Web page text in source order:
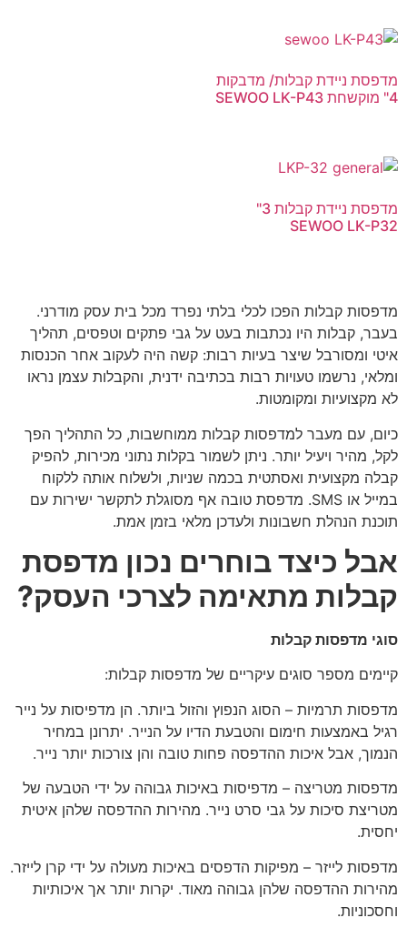
מדפסת ניידת קבלות/ מדבקות
4" מוקשחת SEWOO LK-P43
מדפסת ניידת קבלות 3"
SEWOO LK-P32
מדפסות קבלות הפכו לכלי בלתי נפרד מכל בית עסק מודרני.
בעבר, קבלות היו נכתבות בעט על גבי פתקים וטפסים, תהליך
איטי ומסורבל שיצר בעיות רבות: קשה היה לעקוב אחר הכנסות
ומלאי, נרשמו טעויות רבות בכתיבה ידנית, והקבלות עצמן נראו
לא מקצועיות ומקומטות.
כיום, עם מעבר למדפסות קבלות ממוחשבות, כל התהליך הפך
לקל, מהיר ויעיל יותר. ניתן לשמור בקלות נתוני מכירות, להפיק
קבלה מקצועית ואסתטית בכמה שניות, ולשלוח אותה ללקוח
במייל או SMS. מדפסת טובה אף מסוגלת לתקשר ישירות עם
תוכנת הנהלת חשבונות ולעדכן מלאי בזמן אמת.
אבל כיצד בוחרים נכון מדפסת
קבלות מתאימה לצרכי העסק?
סוגי מדפסות קבלות
קיימים מספר סוגים עיקריים של מדפסות קבלות:
מדפסות תרמיות – הסוג הנפוץ והזול ביותר. הן מדפיסות על נייר
רגיל באמצעות חימום והטבעת הדיו על הנייר. יתרונן במחיר
הנמוך, אבל איכות ההדפסה פחות טובה והן צורכות יותר נייר.
מדפסות מטריצה – מדפיסות באיכות גבוהה על ידי הטבעה של
מטריצת סיכות על גבי סרט נייר. מהירות ההדפסה שלהן איטית
יחסית.
מדפסות לייזר – מפיקות הדפסים באיכות מעולה על ידי קרן לייזר.
מהירות ההדפסה שלהן גבוהה מאוד. יקרות יותר אך איכותיות
וחסכוניות.